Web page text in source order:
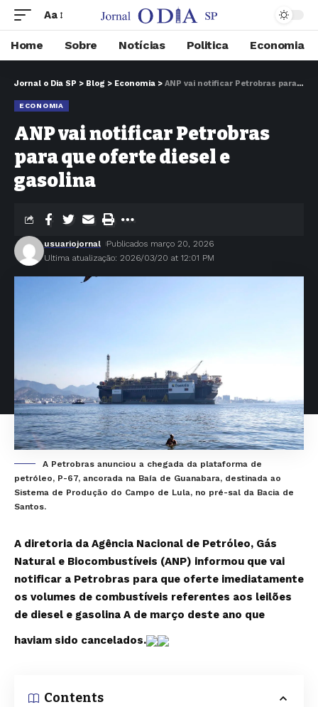
Aa
Home Sobre Notícias Politica Economia
Jornal o Dia SP > Blog > Economia > ANP vai notificar Petrobras para que oferte diesel e gasolina
ECONOMIA
ANP vai notificar Petrobras
para que oferte diesel e
gasolina
Ultima atualização: 2026/03/20 at 12:01 PM
usuariojornal Publicados março 20, 2026
A Petrobras anunciou a chegada da plataforma de
petróleo, P-67, ancorada na Baía de Guanabara, destinada ao
Sistema de Produção do Campo de Lula, no pré-sal da Bacia de
Santos.
A diretoria da Agência Nacional de Petróleo, Gás
Natural e Biocombustíveis (ANP) informou que vai
notificar a Petrobras para que oferte imediatamente
os volumes de combustíveis referentes aos leilões
de diesel e gasolina A de março deste ano que
haviam sido cancelados.
Contents